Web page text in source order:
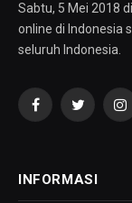
Sabtu, 5 Mei 2018
online di Indonesia
seluruh Indonesia.
FacebookTwitter
INFORMASI